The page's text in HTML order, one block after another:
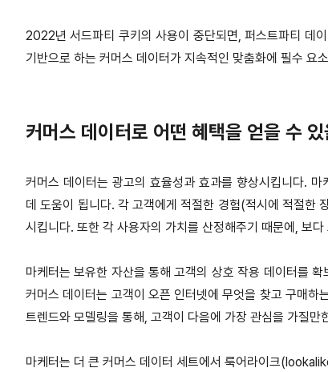
2022년 서드파티 쿠키의 사용이 중단되면, 퍼스트파티 데
기반으로 하는 커머스 데이터가 지속적인 맞춤화에 필수 요
커머스 데이터로 어떤 혜택을 얻을 수
커머스 데이터는 광고의 효율성과 효과를 향상시킵니다.
데 도움이 됩니다. 각 고객에게 적절한 경험(적시에 적절한
시킵니다. 또한 각 사용자의 가치를 산정해주기 때문에, 보
마케터는 보유한 자산을 통해 고객의 상호 작용 데이터를
커머스 데이터는 고객이 오픈 인터넷에 무엇을 찾고 구매
트렌드와 모델링을 통해, 고객이 다음에 가장 관심을 가질
마케터는 더 큰 커머스 데이터 세트에서 룩어라이크